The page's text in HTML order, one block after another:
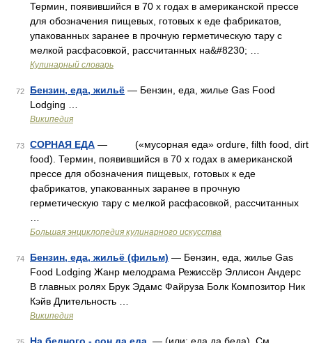
Термин, появившийся в 70 х годах в американской прессе
для обозначения пищевых, готовых к еде фабрикатов,
упакованных заранее в прочную герметическую тару с
мелкой расфасовкой, рассчитанных на&#8230; …
Кулинарный словарь
72 Бензин, еда, жильё — Бензин, еда, жилье Gas Food
Lodging …
Википедия
73 СОРНАЯ ЕДА — («мусорная еда» ordure, filth food, dirt
food). Термин, появившийся в 70 х годах в американской
прессе для обозначения пищевых, готовых к еде
фабрикатов, упакованных заранее в прочную
герметическую тару с мелкой расфасовкой, рассчитанных
Большая энциклопедия кулинарного искусства
74 Бензин, еда, жильё (фильм) — Бензин, еда, жилье Gas
Food Lodging Жанр мелодрама Режиссёр Эллисон Андерс
В главных ролях Брук Эдамс Файруза Болк Композитор Ник
Кэйв Длительность …
Википедия